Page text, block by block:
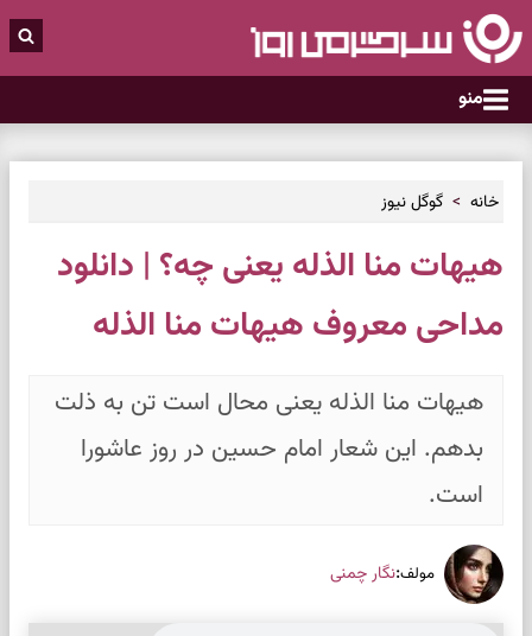
منو
خانه گوگل نیوز
هیهات منا الذله یعنی چه؟ | دانلود
مداحی معروف هیهات منا الذله
هیهات منا الذله یعنی محال است تن به ذلت
بدهم. این شعار امام حسین در روز عاشورا
است.
مولف:نگار چمنی